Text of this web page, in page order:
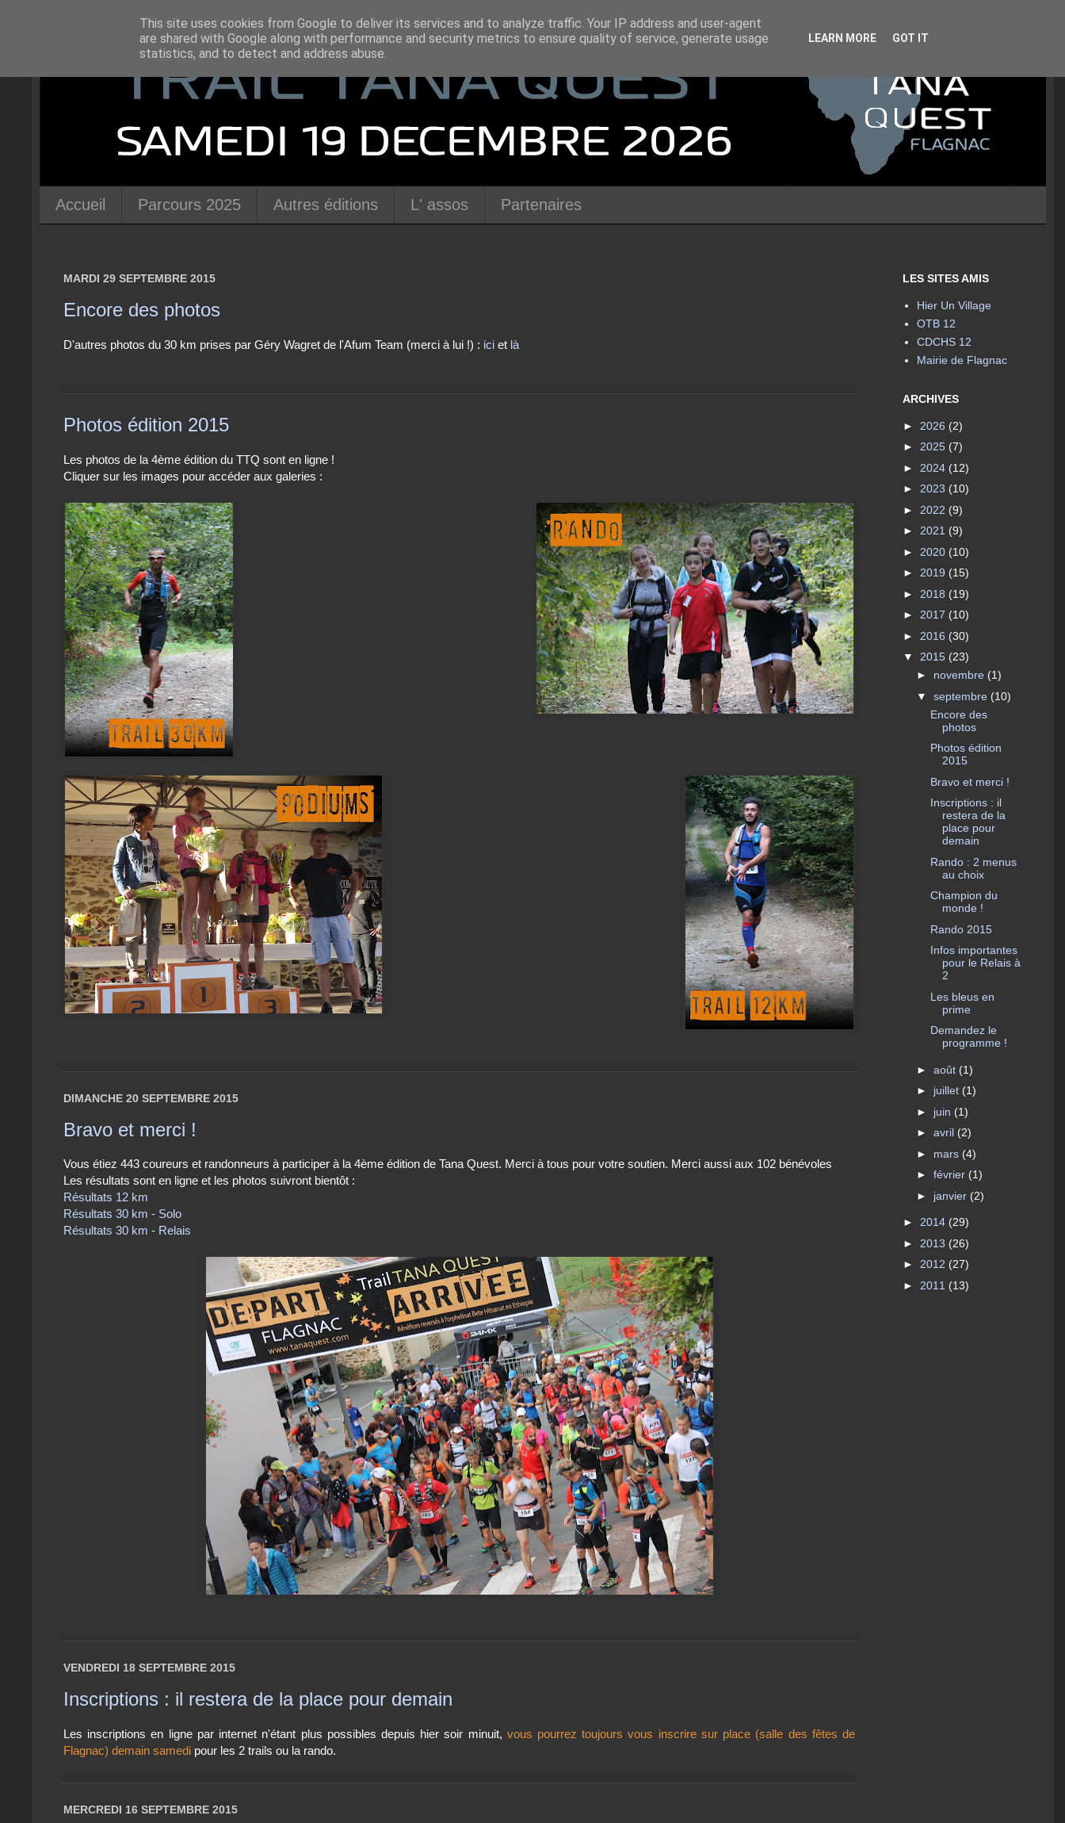
Accueil Parcours 2025 Autres éditions L' assos Partenaires
MARDI 29 SEPTEMBRE 2015
Encore des photos
D'autres photos du 30 km prises par Géry Wagret de l'Afum Team (merci à lui !) : ici et là
Photos édition 2015
Les photos de la 4ème édition du TTQ sont en ligne !
Cliquer sur les images pour accéder aux galeries :
DIMANCHE 20 SEPTEMBRE 2015
Bravo et merci !
Vous étiez 443 coureurs et randonneurs à participer à la 4ème édition de Tana Quest. Merci à tous pour votre soutien. Merci aussi aux 102 bénévoles
Les résultats sont en ligne et les photos suivront bientôt :
Résultats 12 km
Résultats 30 km - Solo
Résultats 30 km - Relais
VENDREDI 18 SEPTEMBRE 2015
Inscriptions : il restera de la place pour demain
Les inscriptions en ligne par internet n'étant plus possibles depuis hier soir minuit, vous pourrez toujours vous inscrire sur place (salle des fêtes de
Flagnac) demain samedi pour les 2 trails ou la rando.
MERCREDI 16 SEPTEMBRE 2015
LES SITES AMIS
Hier Un Village
OTB 12
CDCHS 12
Mairie de Flagnac
ARCHIVES
► 2026 (2)
► 2025 (7)
► 2024 (12)
► 2023 (10)
► 2022 (9)
► 2021 (9)
► 2020 (10)
► 2019 (15)
► 2018 (19)
► 2017 (10)
► 2016 (30)
▼ 2015 (23)
► novembre (1)
▼ septembre (10)
Encore des
photos
Photos édition
2015
Bravo et merci !
Inscriptions : il
restera de la
place pour
demain
Rando : 2 menus
au choix
Champion du
monde !
Rando 2015
Infos importantes
pour le Relais à
2
Les bleus en
prime
Demandez le
programme !
► août (1)
► juillet (1)
► juin (1)
► avril (2)
► mars (4)
► février (1)
► janvier (2)
► 2014 (29)
► 2013 (26)
► 2012 (27)
► 2011 (13)
This site uses cookies from Google to deliver its services and to analyze traffic. Your IP address and user-agent
are shared with Google along with performance and security metrics to ensure quality of service, generate usage
statistics, and to detect and address abuse.
LEARN MORE GOT IT